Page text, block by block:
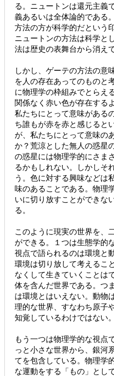
る。ニュートンは還元主義
義あるいは全体論的である
方法の方が科学的だという
ニュートンの方法は科学と
法は歴史の表舞台から消え
しかし、ゲーテの方法の意
を人の存在あってのものと
に物理学の枠組みでとらえ
関係なく赤い色が存在する
私たちにとって意味がある
ち誰もが赤を赤と感じると
が、私たちにとって意味の
か？荒涼とした無人の惑星
の惑星には物理学的にさま
るかもしれない。しかしそ
う。色に対する興味などは
味のあることである。物理
いに切り放すことができな
る。
このように現実の世界を、
ができる。１つは生態学的
視点で語られるのは環境と
環境は切り放して考えるこ
なくして生きていくことは
体を含んだ世界である。つ
は環境とはいえない。動物
理的な世界、すなわち原子
知覚しているわけではない。
もう一つは物理学的な視点
っと小さな世界から、銀河
てを包含している。物理学
な運動をする「もの」とし